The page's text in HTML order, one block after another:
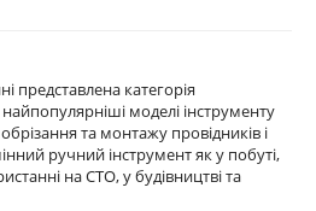
представлена категорія
моделі інструменту
та монтажу провідників і
ручний інструмент як у побуті,
на СТО, у будівництві та